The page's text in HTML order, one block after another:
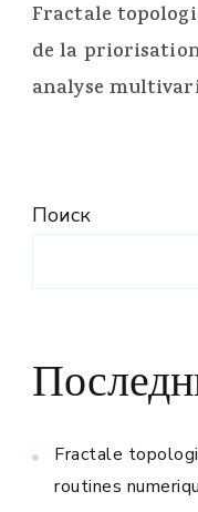
Fractale
de la
analyse
Поиск
Fractale
routines